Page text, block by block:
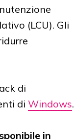
(LCU). Gli
di
di Windows.
in